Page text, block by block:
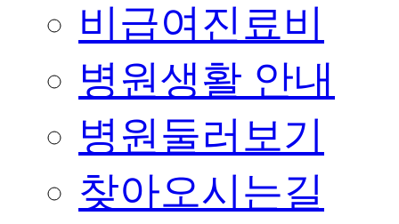
비급여진료비
병원생활 안내
병원둘러보기
찾아오시는길